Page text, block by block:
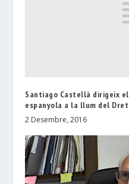
Santiago Castellà dirigeix
espanyola a la llum del
2 Desembre, 2016